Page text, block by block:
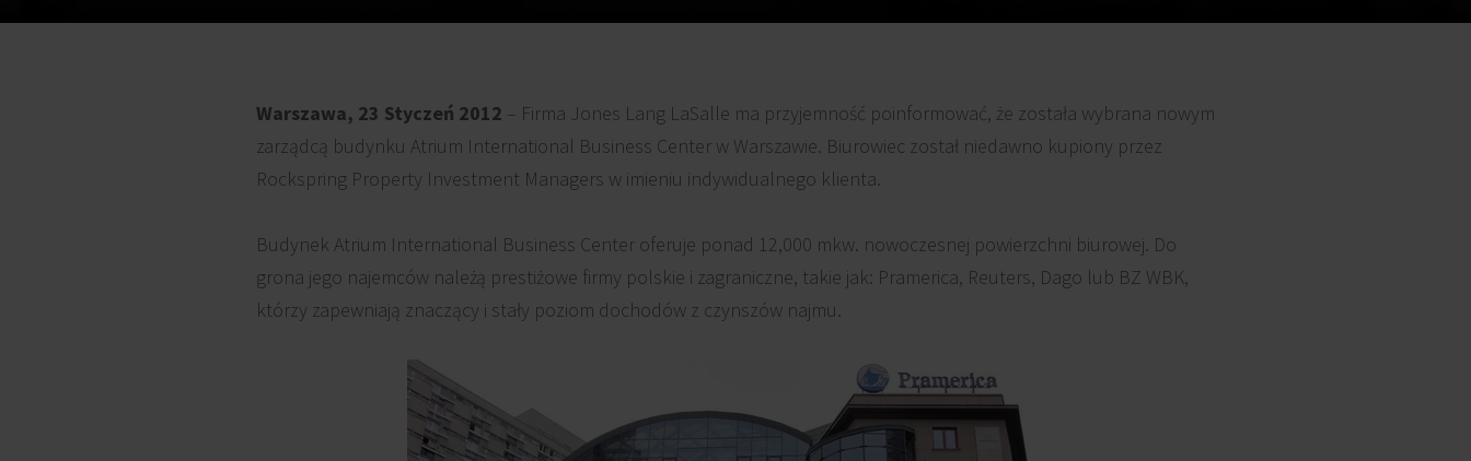
Warszawa, 23 Styczeń 2012 – Firma Jones Lang LaSalle ma przyjemność poinformować, że została wybrana nowym
zarządcą budynku Atrium International Business Center w Warszawie. Biurowiec został niedawno kupiony przez
Rockspring Property Investment Managers w imieniu indywidualnego klienta.
Budynek Atrium International Business Center oferuje ponad 12,000 mkw. nowoczesnej powierzchni biurowej. Do
grona jego najemców należą prestiżowe firmy polskie i zagraniczne, takie jak: Pramerica, Reuters, Dago lub BZ WBK,
którzy zapewniają znaczący i stały poziom dochodów z czynszów najmu.